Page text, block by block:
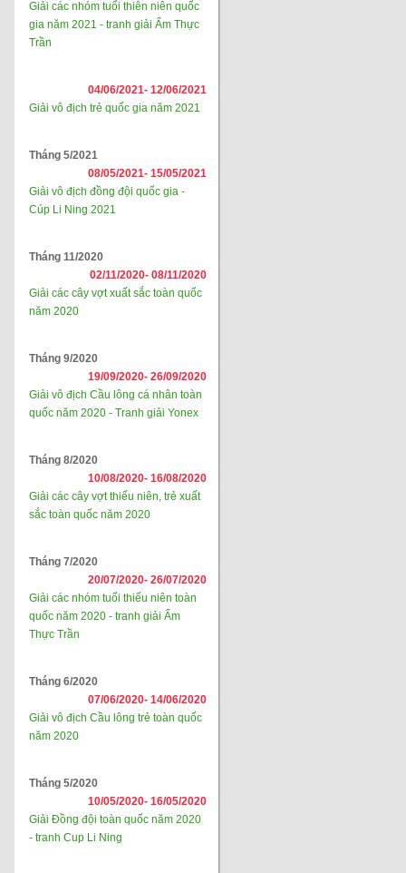
Giải các nhóm tuổi thiên niên quốc
gia năm 2021 - tranh giải Ẩm Thực
Trần
04/06/2021- 12/06/2021
Giải vô địch trẻ quốc gia năm 2021
Tháng 5/2021
08/05/2021- 15/05/2021
Giải vô địch đồng đội quốc gia -
Cúp Li Ning 2021
Tháng 11/2020
02/11/2020- 08/11/2020
Giải các cây vợt xuất sắc toàn quốc
năm 2020
Tháng 9/2020
19/09/2020- 26/09/2020
Giải vô địch Cầu lông cá nhân toàn
quốc năm 2020 - Tranh giải Yonex
Tháng 8/2020
10/08/2020- 16/08/2020
Giải các cây vợt thiếu niên, trẻ xuất
sắc toàn quốc năm 2020
Tháng 7/2020
20/07/2020- 26/07/2020
Giải các nhóm tuổi thiếu niên toàn
quốc năm 2020 - tranh giải Ẩm
Thực Trần
Tháng 6/2020
07/06/2020- 14/06/2020
Giải vô địch Cầu lông trẻ toàn quốc
năm 2020
Tháng 5/2020
10/05/2020- 16/05/2020
Giải Đồng đội toàn quốc năm 2020
- tranh Cup Li Ning